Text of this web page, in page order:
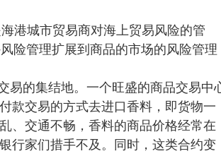
港城市贸易商对海上贸易风险的管
险管理扩展到商品的市场的风险管理
易的集结地。一个旺盛的商品交易中
款交易的方式去进口香料，即货物一
、交通不畅，香料的商品价格经常在
行家们措手不及。同时，这类合约变